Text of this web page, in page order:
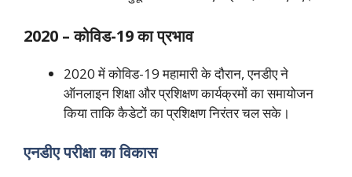
2020 – कोविड-19 का प्रभाव
2020 में कोविड-19 महामारी के दौरान, एनडीए ने
ऑनलाइन शिक्षा और प्रशिक्षण कार्यक्रमों का समायोजन
किया ताकि कैडेटों का प्रशिक्षण निरंतर चल सके।
एनडीए परीक्षा का विकास